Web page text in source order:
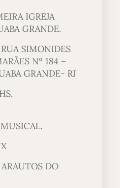
IGREJA
GRANDE.
SIMONIDES
Nº 184 –
GRANDE- RJ
DO